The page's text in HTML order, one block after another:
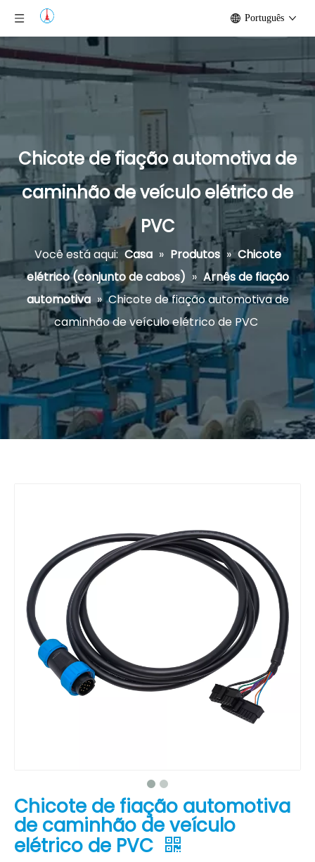
Português
Chicote de fiação automotiva de
caminhão de veículo elétrico de
PVC
Você está aqui: Casa » Produtos » Chicote
elétrico (conjunto de cabos) » Arnês de fiação
automotiva » Chicote de fiação automotiva de
caminhão de veículo elétrico de PVC
Chicote de fiação automotiva
de caminhão de veículo
elétrico de PVC